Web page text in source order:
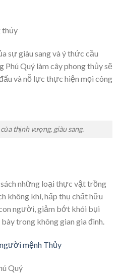
thủy
sự giàu sang và ý thức cầu
Phú Quý làm cây phong thủy sẽ
và nỗ lực thực hiện mọi công
thịnh vượng, giàu sang.
những loại thực vật trồng
không khí, hấp thụ chất hữu
người, giảm bớt khói bụi
trong không gian gia đình.
mệnh Thủy
Quý